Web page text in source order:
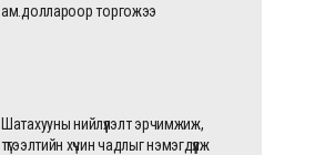
ам.доллароор торгожээ
Шатахууны нийлүүлэлт эрчимжиж,
түгээлтийн хүчин чадлыг нэмэгдүүлж